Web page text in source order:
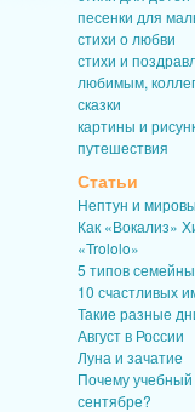
песенки для
стихи о любви
стихи и
любимым,
сказки
картины и
путешествия
Статьи
Нептун и
Как «Вокализ»
«Trololo»
5 типов
10 счастливых
Такие разные
Август в России
Луна и зачатие
Почему учебный
сентябре?